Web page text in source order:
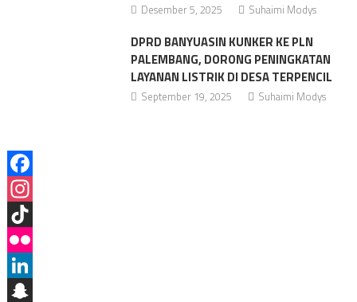
Desember 5, 2025 Suhaimi Modys
DPRD BANYUASIN KUNKER KE PLN
PALEMBANG, DORONG PENINGKATAN
LAYANAN LISTRIK DI DESA TERPENCIL
September 19, 2025 Suhaimi Modys
Facebook
Instagram
TikTok
Flickr
LinkedIn